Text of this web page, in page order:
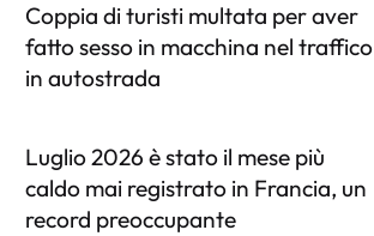
Coppia di turisti multata per aver
fatto sesso in macchina nel traffico
in autostrada
Luglio 2026 è stato il mese più
caldo mai registrato in Francia, un
record preoccupante